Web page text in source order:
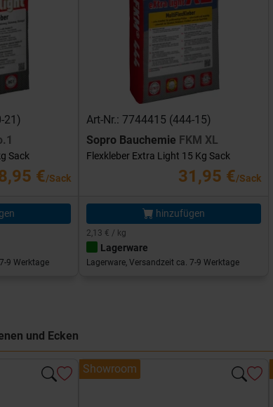
21)
Sack
€/Sack
9 Werktage
Art-Nr.: 7744415 (444-15)
Sopro Bauchemie FKM XL
Flexkleber Extra Light 15 Kg Sack
31,95 €/Sack
hinzufügen
2,13 € / kg
Lagerware
Lagerware, Versandzeit ca. 7-9 Werktage
und Ecken
Showroom